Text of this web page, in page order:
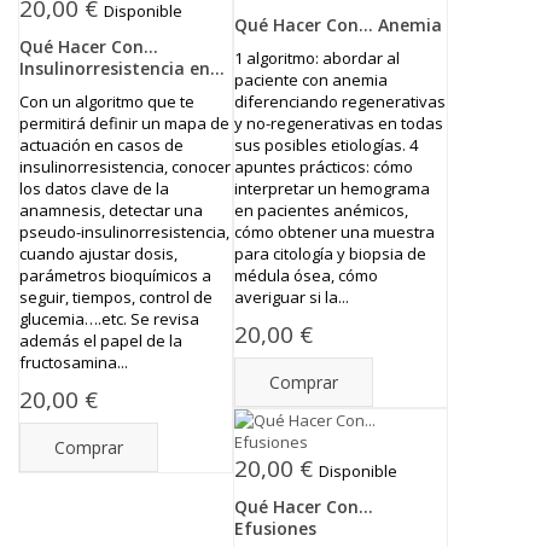
20,00 € Disponible
Qué Hacer Con...
Insulinorresistencia en...
Con un algoritmo que te
permitirá definir un mapa de
actuación en casos de
insulinorresistencia, conocer
los datos clave de la
anamnesis, detectar una
pseudo-insulinorresistencia,
cuando ajustar dosis,
parámetros bioquímicos a
seguir, tiempos, control de
glucemia….etc. Se revisa
además el papel de la
fructosamina...
20,00 €
Comprar
Qué Hacer Con... Anemia
1 algoritmo: abordar al
paciente con anemia
diferenciando regenerativas
y no-regenerativas en todas
sus posibles etiologías. 4
apuntes prácticos: cómo
interpretar un hemograma
en pacientes anémicos,
cómo obtener una muestra
para citología y biopsia de
médula ósea, cómo
averiguar si la...
20,00 €
Comprar
20,00 € Disponible
Qué Hacer Con...
Efusiones